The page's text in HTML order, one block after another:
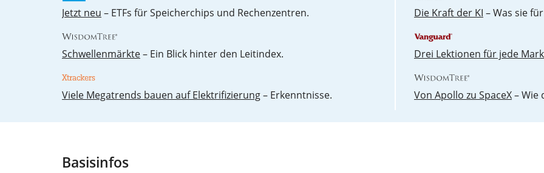
Jetzt neu – ETFs für Speicherchips und Rechenzentren.
Schwellenmärkte– Ein Blick hinter den Leitindex.
Vie­le Me­ga­trends bau­en auf Elek­tri­fi­zie­rung– Erkenntnisse.
Die Kraft der KI – Was sie
Drei Lektionen für jede
Von Apollo zu SpaceX– Wie
Basisinfos